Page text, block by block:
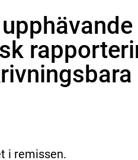
i remissen.